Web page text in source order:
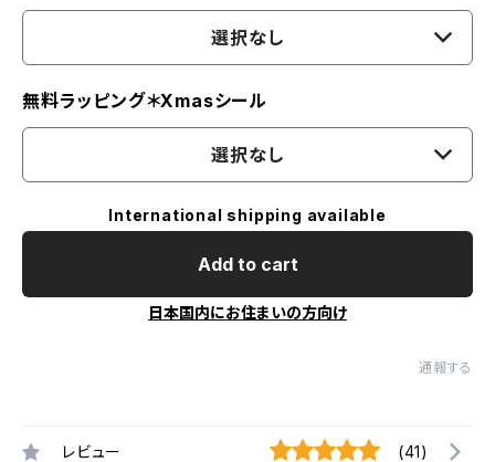
選択なし
無料ラッピング＊Xmasシール
選択なし
International shipping available
Add to cart
日本国内にお住まいの方向け
通報する
レビュー (41)